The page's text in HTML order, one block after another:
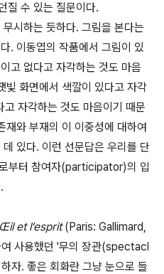
질 수 있는 질문이다.
시하는 듯하다. 그림을 본다는
. 이동엽의 작품에서 그림이 있
고 없다고 자각하는 것도 마음
빛 화면에서 색깔이 있다고 자각
자각하는 것도 마음이기 때문
재와 부재의 이 이중성에 대하여
있다. 이런 선문답은 우리를 단
부터 참여자(participator)의 입
et l’esprit(Paris: Gallimard,
사용했던 '무의 장관(spectacl
자. 좋은 회화란 그냥 눈으로 들